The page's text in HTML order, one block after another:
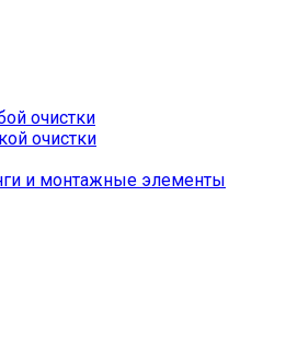
очистки
очистки
и монтажные элементы